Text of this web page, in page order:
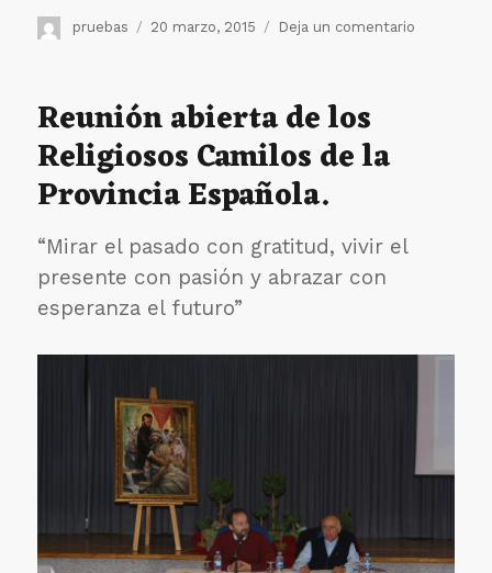
Autor
pruebas
Publicado
20 marzo, 2015 Deja un comentario
Reunión abierta de los
Religiosos Camilos de la
Provincia Española.
“Mirar el pasado con gratitud, vivir el
presente con pasión y abrazar con
esperanza el futuro”